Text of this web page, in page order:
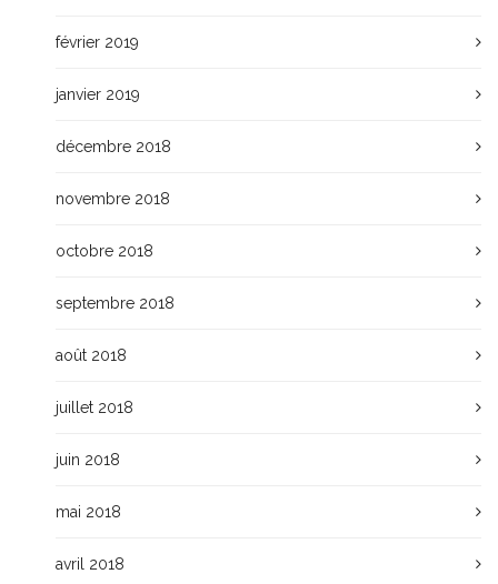
février 2019
janvier 2019
décembre 2018
novembre 2018
octobre 2018
septembre 2018
août 2018
juillet 2018
juin 2018
mai 2018
avril 2018